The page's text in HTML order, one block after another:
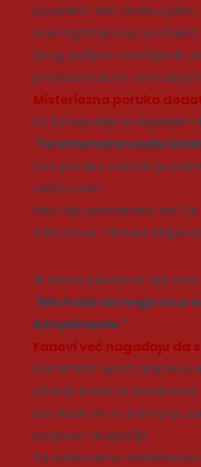
pozadini i drži crvenu
scenografije koja podseća
Zbog pažljivo osmišljenih
profesionalnom snimanju
Misteriozna poruka
Uz fotografije je objavljen i
"Fenomenalna osoba
Ova poruka odmah je
nešto novo.
Iako nije precizirano da li
mikrofona i filmske klape
Ni sama pevačica nije
"Ma hvala od svega srca
komplimente."
Fanovi već nagađaju da
Komentari ispod objave
pitanja kada će
kao kadrovi sa snimanja
potpuno drugačije.
Za sada nema zvanične